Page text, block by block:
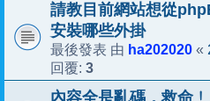
請教目前網站想從
安裝哪些外掛
最後發表 由 ha202020 «
回覆: 3